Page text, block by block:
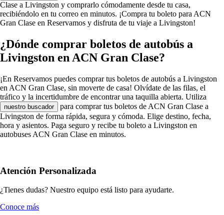
Clase a Livingston y comprarlo cómodamente desde tu casa,
recibiéndolo en tu correo en minutos. ¡Compra tu boleto para ACN
Gran Clase en Reservamos y disfruta de tu viaje a Livingston!
¿Dónde comprar boletos de autobús a
Livingston en ACN Gran Clase?
¡En Reservamos puedes comprar tus boletos de autobús a Livingston
en ACN Gran Clase, sin moverte de casa! Olvídate de las filas, el
tráfico y la incertidumbre de encontrar una taquilla abierta. Utiliza
nuestro buscador
para comprar tus boletos de ACN Gran Clase a
Livingston de forma rápida, segura y cómoda. Elige destino, fecha,
hora y asientos. Paga seguro y recibe tu boleto a Livingston en
autobuses ACN Gran Clase en minutos.
Atención Personalizada
¿Tienes dudas? Nuestro equipo está listo para ayudarte.
Conoce más